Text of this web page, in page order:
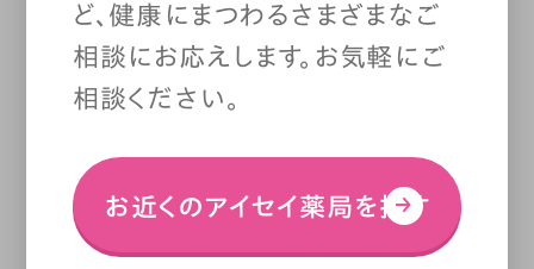
「かくれ脱水」に要注意！
しまう「脱水」は、夏場に汗をたく
さんかくことによって起こるイメー
ど、健康にまつわるさまざまなご
相談にお応えします。お気軽にご
相談ください。
お近くのアイセイ薬局を探す